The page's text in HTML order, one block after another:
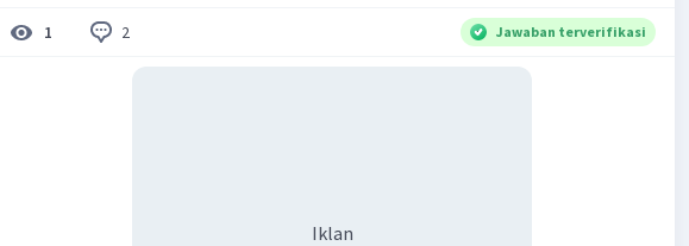
1 2 Jawaban terverifikasi
Iklan